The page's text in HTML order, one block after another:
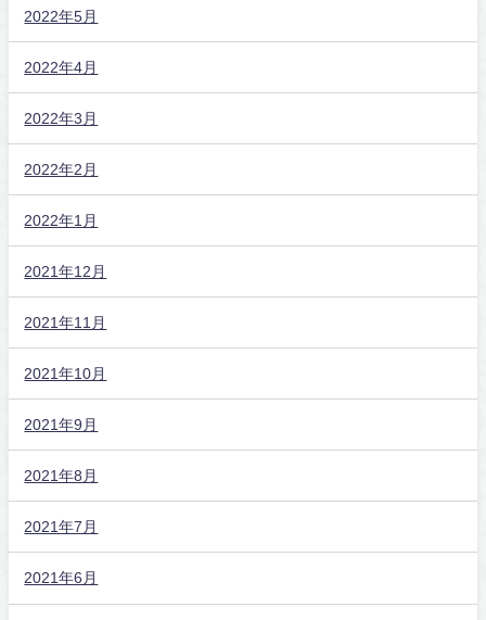
2022年5月
2022年4月
2022年3月
2022年2月
2022年1月
2021年12月
2021年11月
2021年10月
2021年9月
2021年8月
2021年7月
2021年6月